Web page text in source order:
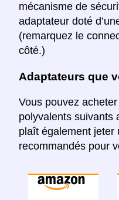
mécanisme de
adaptateur doté
(remarquez le
côté.)
Adaptateurs que
Vous pouvez
polyvalents suivants
plaît également jeter
recommandés pour